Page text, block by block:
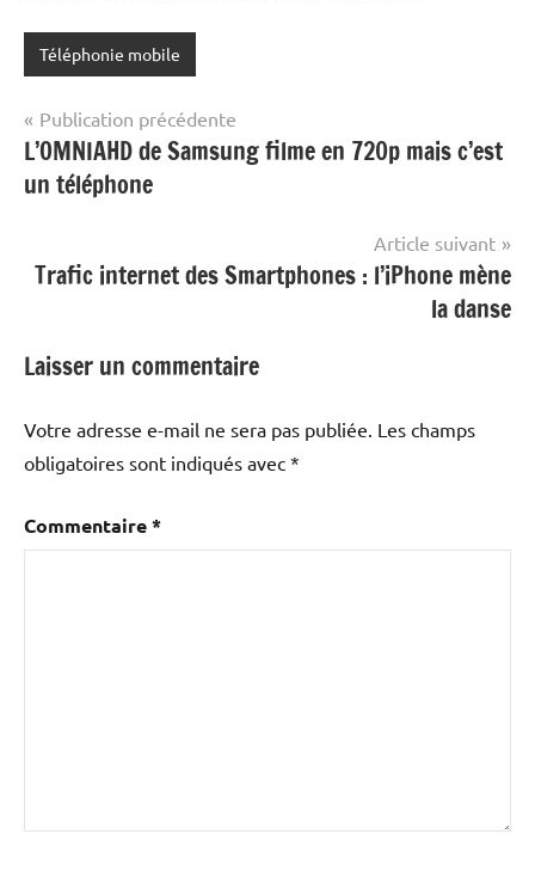
Téléphonie mobile
Navigation
de
l’article
Publication précédente
L’OMNIAHD de Samsung filme en 720p mais c’est
un téléphone
Article suivant
Trafic internet des Smartphones : l’iPhone mène
la danse
Laisser un commentaire
Votre adresse e-mail ne sera pas publiée. Les champs
obligatoires sont indiqués avec *
Commentaire*